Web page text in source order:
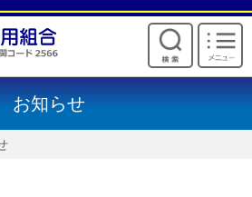
お知らせ